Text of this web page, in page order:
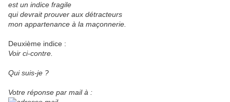
est un indice fragile
qui devrait prouver aux détracteurs
mon appartenance à la maçonnerie.
Deuxième indice :
Voir ci-contre.
Qui suis-je ?
Votre réponse par mail à :